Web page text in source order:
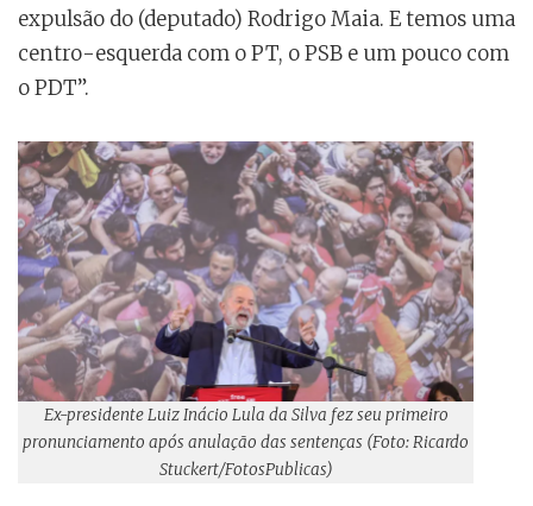
expulsão do (deputado) Rodrigo Maia. E temos uma
centro-esquerda com o PT, o PSB e um pouco com
o PDT”.
Ex-presidente Luiz Inácio Lula da Silva fez seu primeiro
pronunciamento após anulação das sentenças (Foto: Ricardo
Stuckert/FotosPublicas)